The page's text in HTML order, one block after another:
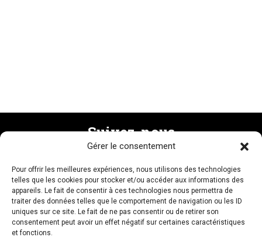
Gérer le consentement
Pour offrir les meilleures expériences, nous utilisons des technologies
telles que les cookies pour stocker et/ou accéder aux informations des
appareils. Le fait de consentir à ces technologies nous permettra de
traiter des données telles que le comportement de navigation ou les ID
uniques sur ce site. Le fait de ne pas consentir ou de retirer son
consentement peut avoir un effet négatif sur certaines caractéristiques
et fonctions.
Suivez-nous
Recevez la newsletter